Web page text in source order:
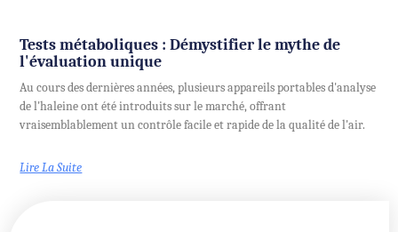
Tests métaboliques : Démystifier le mythe de
l'évaluation unique
Au cours des dernières années, plusieurs appareils portables d'analyse
de l'haleine ont été introduits sur le marché, offrant
vraisemblablement un contrôle facile et rapide de la qualité de l'air.
Lire La Suite